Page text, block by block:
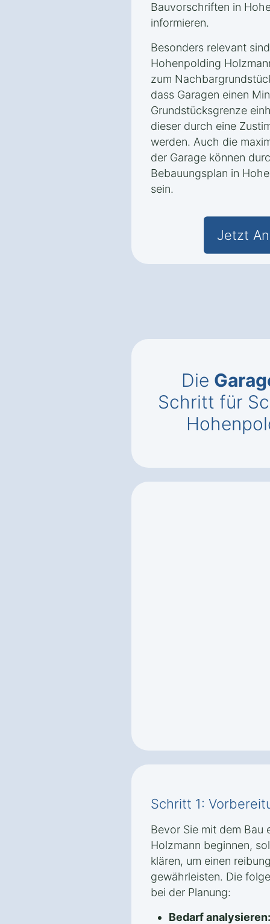
Bauvorschriften in
informieren.
Besonders relevant
Hohenpolding
zum
dass Garagen einen
Grundstücksgrenze
dieser durch eine
werden. Auch die
der Garage können
Bebauungsplan in
sein.
Jetzt
Die
Schritt für
Schritt 1:
Bevor Sie mit dem Bau
Holzmann beginnen,
klären, um einen
gewährleisten. Die
bei der Planung:
Bedarf analysieren: